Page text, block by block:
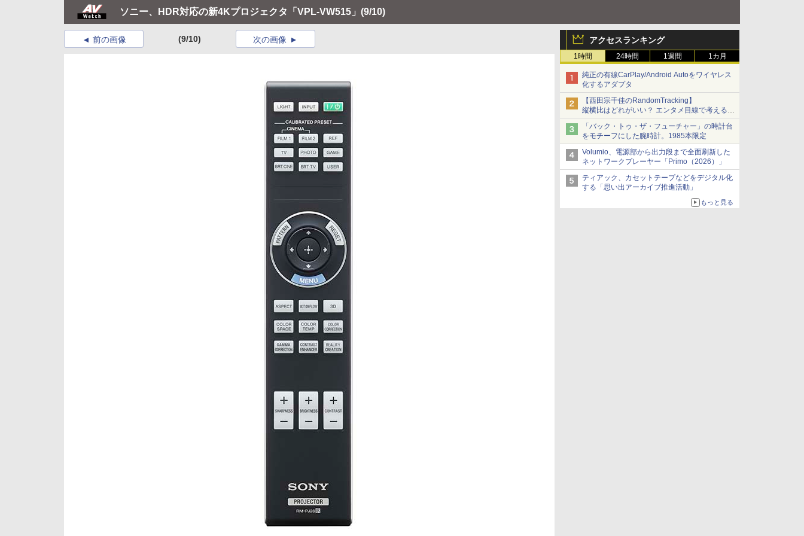
ソニー、HDR対応の新4Kプロジェクタ「VPL-VW515」 (9/10)
アクセスランキング
1時間 24時間 1週間 1カ月
純正の有線CarPlay/Android Autoをワイヤレス
化するアダプタ
【西田宗千佳のRandomTracking】
縦横比はどれがいい？ エンタメ目線で考える、
サムスン新「Galaxy Z Fold」
「バック・トゥ・ザ・フューチャー」の時計台
をモチーフにした腕時計。1985本限定
Volumio、電源部から出力段まで全面刷新した
ネットワークプレーヤー「Primo（2026）」
ティアック、カセットテープなどをデジタル化
する「思い出アーカイブ推進活動」
もっと見る
前の画像 (9/10) 次の画像